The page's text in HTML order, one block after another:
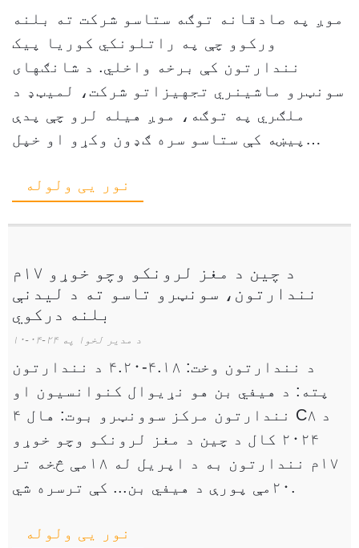
موږ په صادقانه توګه ستاسو شرکت ته بلنه
ورکوو چې په راتلونکي کوریا پیک
نندارتون کې برخه واخلي. د شانګهای
سونټرو ماشینري تجهیزاتو شرکت، لمیټډ د
ملګري په توګه، موږ هیله لرو چې پدې
پیښه کې ستاسو سره ګډون وکړو او خپل
نور یی ولوله
د چین د مغز لرونکو وچو خوړو ۱۷م
نندارتون، سونټرو تاسو ته د لیدنې
بلنه درکوي
د مدیر لخوا په ۲۴-۰۴-۱۰
د نندارتون وخت: ۴.۱۸-۴.۲۰ د نندارتون
پته: د هیفي بن هو نړیوال کنوانسیون او
نندارتون مرکز سوونټرو بوت: هال ۴ C۸ د
۲۰۲۴ کال د چین د مغز لرونکو وچو خوړو
۱۷م نندارتون به د اپریل له ۱۸مې څخه تر
۲۰مې پورې د هیفي بن... کې ترسره شي.
نور یی ولوله